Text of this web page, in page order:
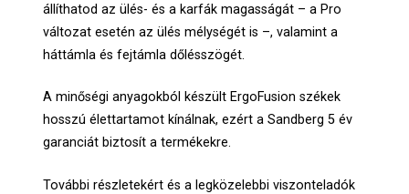
állíthatod az ülés- és a karfák magasságát – a Pro
változat esetén az ülés mélységét is –, valamint a
háttámla és fejtámla dőlésszögét.
A minőségi anyagokból készült ErgoFusion székek
hosszú élettartamot kínálnak, ezért a Sandberg 5 év
garanciát biztosít a termékekre.
További részletekért és a legközelebbi viszonteladók